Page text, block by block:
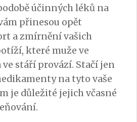
účinnýchléků na
přinesou opět
a zmírnění vašich
které muže ve
stáří provází. Stačí jen
na tyto vaše
je důležité jejich včasné